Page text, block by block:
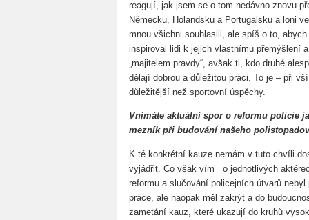
reagují, jak jsem se o tom nedávno znovu
Německu, Holandsku a Portugalsku a loni
mnou všichni souhlasili, ale spíš o to,
inspiroval lidi k jejich vlastnímu přemýšlení
„majitelem pravdy“, avšak ti, kdo druhé
dělají dobrou a důležitou práci. To je – při
důležitější než sportovní úspěchy.
Vnímáte aktuální spor o reformu policie
mezník při budování našeho
K té konkrétní kauze nemám v tuto chvíli
vyjádřit. Co však vím o jednotlivých
reformu a slučování policejních útvarů
práce, ale naopak měl zakrýt a do
zametání kauz, které ukazují do kruhů